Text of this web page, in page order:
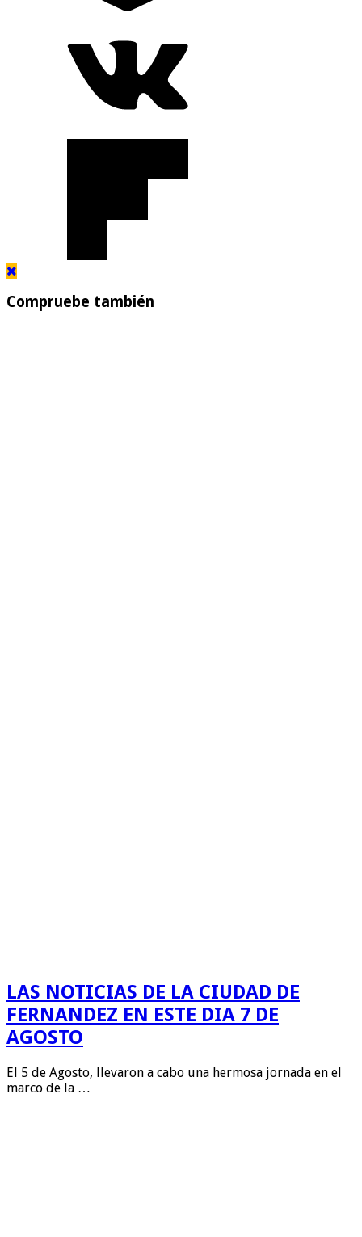
Compruebe también
LAS NOTICIAS DE LA CIUDAD DE
FERNANDEZ EN ESTE DIA 7 DE
AGOSTO
El 5 de Agosto, llevaron a cabo una hermosa jornada en el
marco de la …